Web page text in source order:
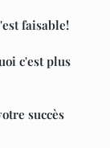
faisable!
c'est plus
succès